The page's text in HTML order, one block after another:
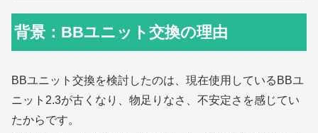
背景：BBユニット交換の理由
BBユニット交換を検討したのは、現在使用しているBBユ
ニット2.3が古くなり、物足りなさ、不安定さを感じてい
たからです。